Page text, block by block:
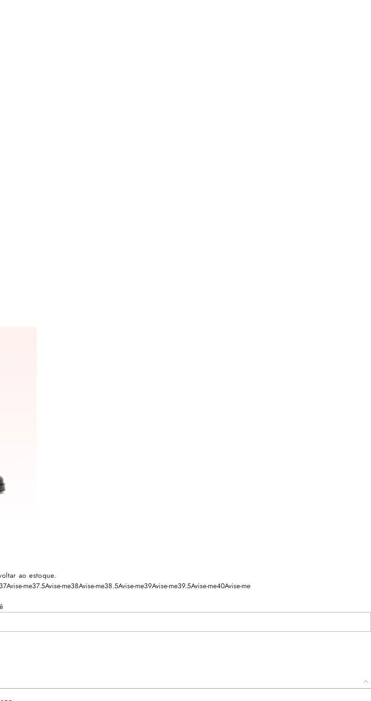
ao estoque.
37Avise-me37.5Avise-me38Avise-me38.5Avise-me39Avise-me39.5Avise-me40Avise-me